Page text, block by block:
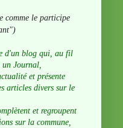
comme le participe
d'un blog qui, au fil
un Journal,
et présente
articles divers sur le
et regroupent
sur la commune,